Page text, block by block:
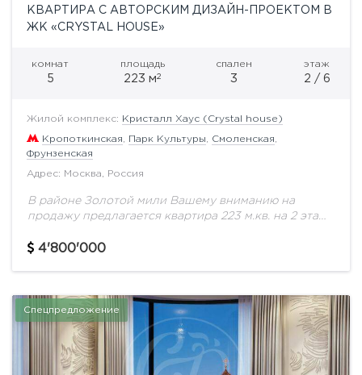
КВАРТИРА С АВТОРСКИМ ДИЗАЙН-ПРОЕКТОМ В
ЖК «CRYSTAL HOUSE»
комнат
5
площадь
223 м2
спален
3
этаж
2 / 6
Жилой комплекс: Кристалл Хаус (Crystal house)
Кропоткинская, Парк Культуры, Смоленская,
Фрунзенская
Адрес: Москва, Россия
В районе Золотой мили Вашему вниманию на
продажу предлагается квартира 223 м.кв. на 2 этаже
прихожая с гардеробной комнатой, гостевой сан....
4'800'000
Спецпредложение